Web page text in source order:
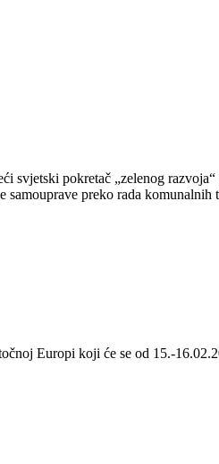
pokretač „zelenog
preko rada
Europi koji će se od 15.-